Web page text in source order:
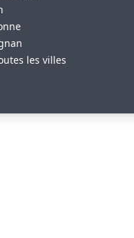
les villes